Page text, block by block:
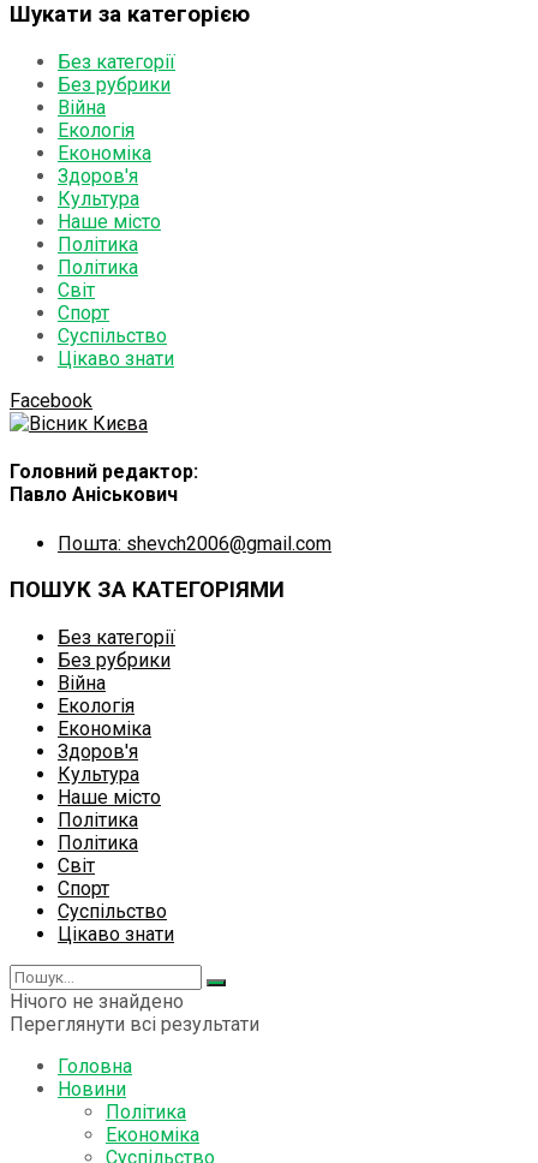
Шукати за категорією
Без категорії
Без рубрики
Війна
Екологія
Економіка
Здоров'я
Культура
Наше місто
Політика
Політика
Світ
Спорт
Суспільство
Цікаво знати
Facebook
Головний редактор:
Павло Аніськович
Пошта: shevch2006@gmail.com
ПОШУК ЗА КАТЕГОРІЯМИ
Без категорії
Без рубрики
Війна
Екологія
Економіка
Здоров'я
Культура
Наше місто
Політика
Політика
Світ
Спорт
Суспільство
Цікаво знати
Нічого не знайдено
Переглянути всі результати
Головна
Новини
Політика
Економіка
Суспільство